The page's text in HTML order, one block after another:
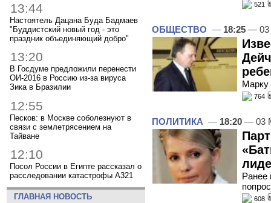
13:44
Настоятель Дацана Буда Бадмаев
"Буддистский новый год - это
праздник объединяющий добро"
13:20
В Госдуме предложили перенести
ОИ-2016 в Россию из-за вируса
Зика в Бразилии
12:55
Песков: в Москве соболезнуют в
связи с землетрясением на
Тайване
12:10
Посол России в Египте рассказал о
расследовании катастрофы A321
ГЛАВНАЯ НОВОСТЬ
521
ОБЩЕСТВО — 18:25 — 03
Марку
764
ПОЛИТИКА — 18:20 — 03
Ранее
608